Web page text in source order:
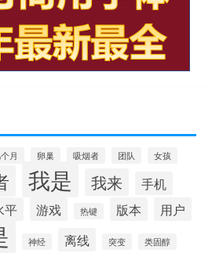
月 卵巢 吸烟者 团队 女孩
我是 我来 手机
平 游戏 热键 版本 用户
神经 离线 突变 类固醇